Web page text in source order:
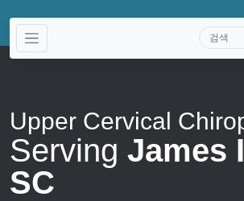
Upper Cervical
Serving James
SC